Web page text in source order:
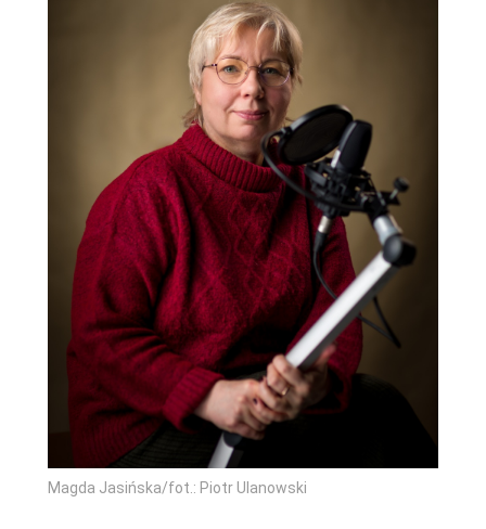
Magda Jasińska/fot.: Piotr Ulanowski